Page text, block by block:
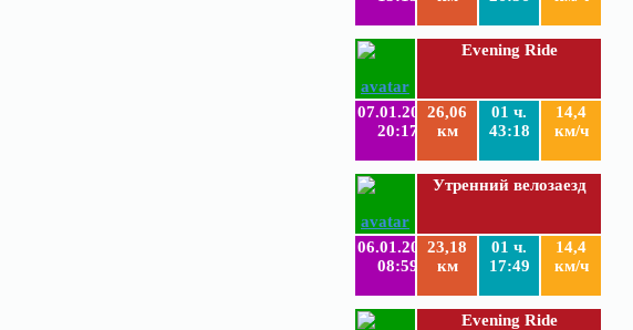
Evening Ride
07.01.2019
20:17
26,06
км
01 ч.
43:18
14,4
км/ч
Утренний велозаезд
06.01.2019
08:59
23,18
км
01 ч.
17:49
14,4
км/ч
Evening Ride